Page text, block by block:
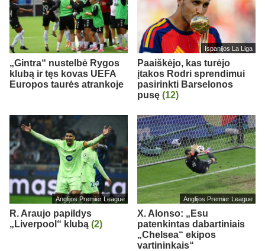
„Gintra“ nustelbė Rygos
klubą ir tęs kovas UEFA
Europos taurės atrankoje
Ispanijos La Liga
Paaiškėjo, kas turėjo
įtakos Rodri sprendimui
pasirinkti Barselonos
pusę (12)
Anglijos Premier League
R. Araujo papildys
„Liverpool“ klubą (2)
Anglijos Premier League
X. Alonso: „Esu
patenkintas dabartiniais
„Chelsea“ ekipos
vartininkais“